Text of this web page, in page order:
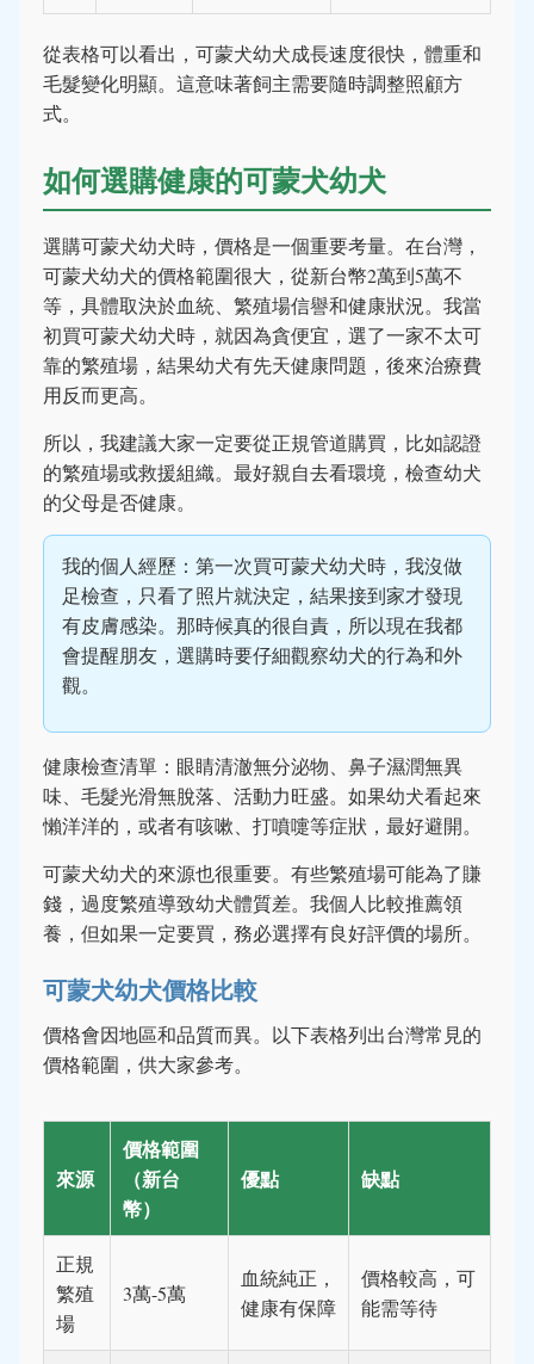
從表格可以看出，可蒙犬幼犬成長速度很快，體重和
毛髮變化明顯。這意味著飼主需要隨時調整照顧方
式。
如何選購健康的可蒙犬幼犬
選購可蒙犬幼犬時，價格是一個重要考量。在台灣，
可蒙犬幼犬的價格範圍很大，從新台幣2萬到5萬不
等，具體取決於血統、繁殖場信譽和健康狀況。我當
初買可蒙犬幼犬時，就因為貪便宜，選了一家不太可
靠的繁殖場，結果幼犬有先天健康問題，後來治療費
用反而更高。
所以，我建議大家一定要從正規管道購買，比如認證
的繁殖場或救援組織。最好親自去看環境，檢查幼犬
的父母是否健康。
我的個人經歷：第一次買可蒙犬幼犬時，我沒做
足檢查，只看了照片就決定，結果接到家才發現
有皮膚感染。那時候真的很自責，所以現在我都
會提醒朋友，選購時要仔細觀察幼犬的行為和外
觀。
健康檢查清單：眼睛清澈無分泌物、鼻子濕潤無異
味、毛髮光滑無脫落、活動力旺盛。如果幼犬看起來
懶洋洋的，或者有咳嗽、打噴嚏等症狀，最好避開。
可蒙犬幼犬的來源也很重要。有些繁殖場可能為了賺
錢，過度繁殖導致幼犬體質差。我個人比較推薦領
養，但如果一定要買，務必選擇有良好評價的場所。
可蒙犬幼犬價格比較
價格會因地區和品質而異。以下表格列出台灣常見的
價格範圍，供大家參考。
來源
價格範圍
（新台
幣）
優點 缺點
正規
繁殖
場
3萬-5萬
血統純正，
健康有保障
價格較高，可
能需等待